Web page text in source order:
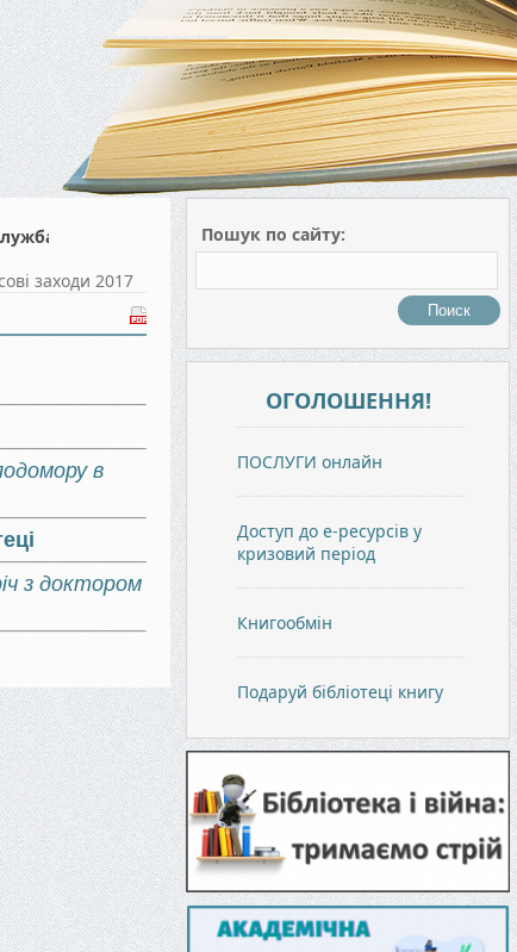
Пошук по сайту:
ОГОЛОШЕННЯ!
ПОСЛУГИ онлайн
Доступ до е-ресурсів у
кризовий період
Книгообмін
Подаруй бібліотеці книгу
заходи 2017
в
з доктором